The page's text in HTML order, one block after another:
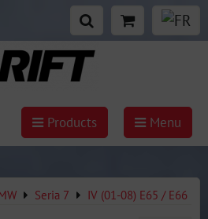
Products Menu
Seria 7 IV (01-08) E65 / E66